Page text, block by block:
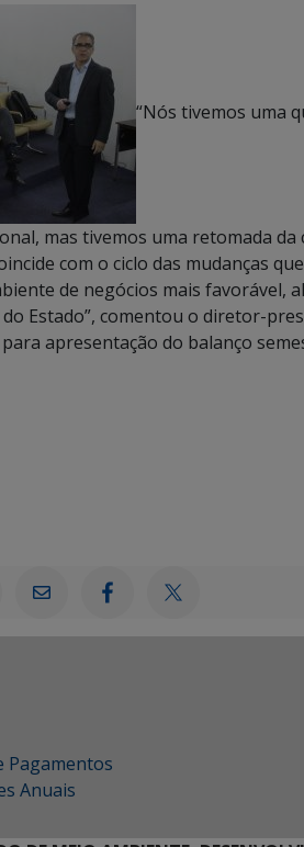
“Nós tivemos uma
mas tivemos uma retomada
com o ciclo das mudanças
de negócios mais favorável,
Estado”, comentou o diretor-
apresentação do balanço
Pagamentos
Anuais